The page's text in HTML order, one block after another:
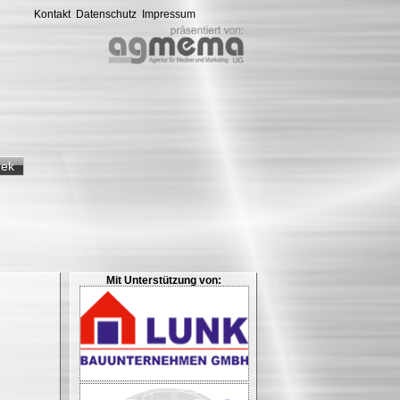
Kontakt Datenschutz Impressum
Mit Unterstützung von: